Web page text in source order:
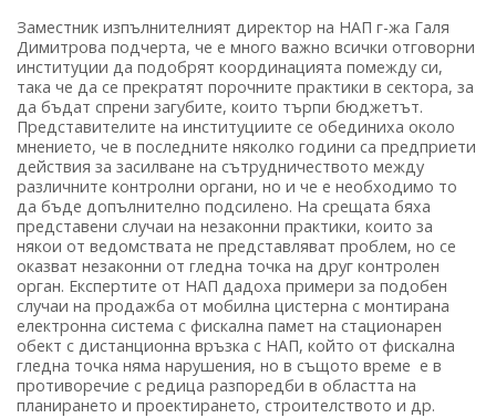
Заместник изпълнителният директор на НАП г-жа Галя
Димитрова подчерта, че е много важно всички отговорни
институции да подобрят координацията помежду си,
така че да се прекратят порочните практики в сектора, за
да бъдат спрени загубите, които търпи бюджетът.
Представителите на институциите се обединиха около
мнението, че в последните няколко години са предприети
действия за засилване на сътрудничеството между
различните контролни органи, но и че е необходимо то
да бъде допълнително подсилено. На срещата бяха
представени случаи на незаконни практики, които за
някои от ведомствата не представляват проблем, но се
оказват незаконни от гледна точка на друг контролен
орган. Експертите от НАП дадоха примери за подобен
случаи на продажба от мобилна цистерна с монтирана
електронна система с фискална памет на стационарен
обект с дистанционна връзка с НАП, който от фискална
гледна точка няма нарушения, но в същото време е в
противоречие с редица разпоредби в областта на
планирането и проектирането, строителството и др.